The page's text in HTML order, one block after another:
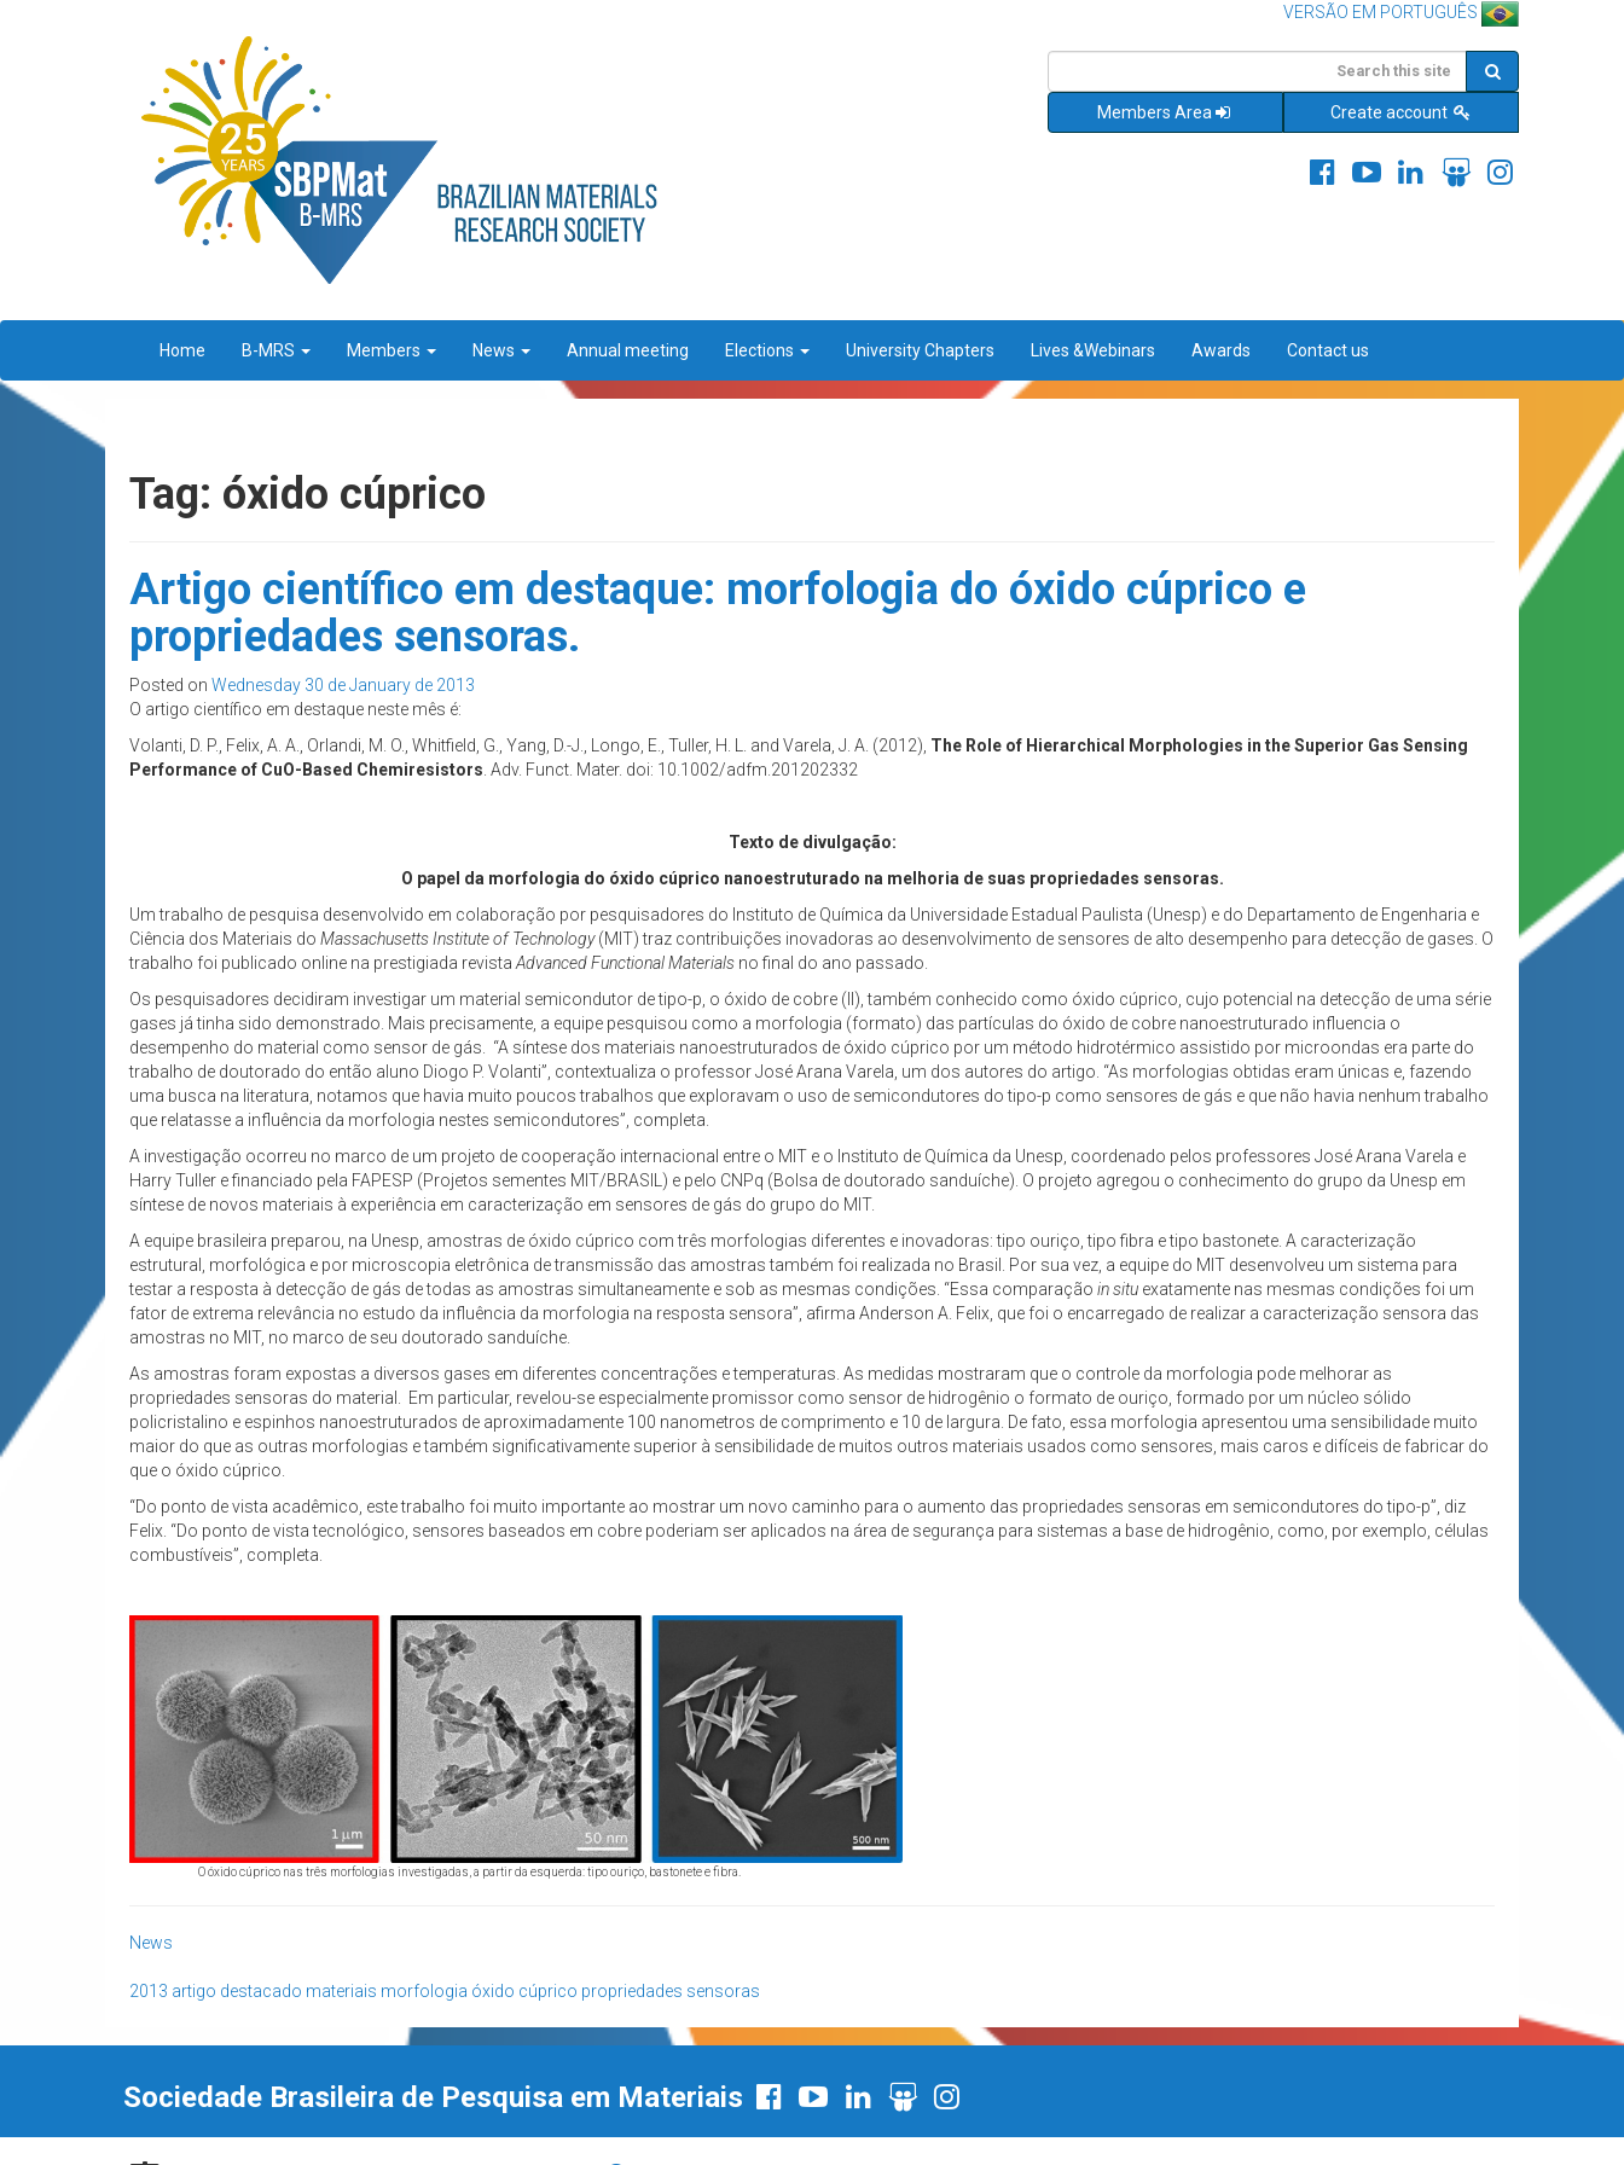
VERSÃO EM PORTUGUÊS
Members Area Create account
Home B-MRS Members News Annual meeting Elections University Chapters Lives &Webinars Awards Contact us
Tag: óxido cúprico
Artigo científico em destaque: morfologia do óxido cúprico e
propriedades sensoras.
Posted on Wednesday 30 de January de 2013
O artigo científico em destaque neste mês é:
Volanti, D. P., Felix, A. A., Orlandi, M. O., Whitfield, G., Yang, D.-J., Longo, E., Tuller, H. L. and Varela, J. A. (2012), The Role of Hierarchical Morphologies in the Superior Gas Sensing
Performance of CuO-Based Chemiresistors . Adv. Funct. Mater. doi: 10.1002/adfm.201202332
Texto de divulgação:
O papel da morfologia do óxido cúprico nanoestruturado na melhoria de suas propriedades sensoras.
Um trabalho de pesquisa desenvolvido em colaboração por pesquisadores do Instituto de Química da Universidade Estadual Paulista (Unesp) e do Departamento de Engenharia e
Ciência dos Materiais do Massachusetts Institute of Technology(MIT) traz contribuições inovadoras ao desenvolvimento de sensores de alto desempenho para detecção de gases. O
trabalho foi publicado online na prestigiada revista Advanced Functional Materials no final do ano passado.
Os pesquisadores decidiram investigar um material semicondutor de tipo-p, o óxido de cobre (II), também conhecido como óxido cúprico, cujo potencial na detecção de uma série
gases já tinha sido demonstrado. Mais precisamente, a equipe pesquisou como a morfologia (formato) das partículas do óxido de cobre nanoestruturado influencia o
desempenho do material como sensor de gás. “A síntese dos materiais nanoestruturados de óxido cúprico por um método hidrotérmico assistido por microondas era parte do
trabalho de doutorado do então aluno Diogo P. Volanti”, contextualiza o professor José Arana Varela, um dos autores do artigo. “As morfologias obtidas eram únicas e, fazendo
uma busca na literatura, notamos que havia muito poucos trabalhos que exploravam o uso de semicondutores do tipo-p como sensores de gás e que não havia nenhum trabalho
que relatasse a influência da morfologia nestes semicondutores”, completa.
A investigação ocorreu no marco de um projeto de cooperação internacional entre o MIT e o Instituto de Química da Unesp, coordenado pelos professores José Arana Varela e
Harry Tuller e financiado pela FAPESP (Projetos sementes MIT/BRASIL) e pelo CNPq (Bolsa de doutorado sanduíche). O projeto agregou o conhecimento do grupo da Unesp em
síntese de novos materiais à experiência em caracterização em sensores de gás do grupo do MIT.
A equipe brasileira preparou, na Unesp, amostras de óxido cúprico com três morfologias diferentes e inovadoras: tipo ouriço, tipo fibra e tipo bastonete. A caracterização
estrutural, morfológica e por microscopia eletrônica de transmissão das amostras também foi realizada no Brasil. Por sua vez, a equipe do MIT desenvolveu um sistema para
testar a resposta à detecção de gás de todas as amostras simultaneamente e sob as mesmas condições. “Essa comparação in situ exatamente nas mesmas condições foi um
fator de extrema relevância no estudo da influência da morfologia na resposta sensora”, afirma Anderson A. Felix, que foi o encarregado de realizar a caracterização sensora das
amostras no MIT, no marco de seu doutorado sanduíche.
As amostras foram expostas a diversos gases em diferentes concentrações e temperaturas. As medidas mostraram que o controle da morfologia pode melhorar as
propriedades sensoras do material. Em particular, revelou-se especialmente promissor como sensor de hidrogênio o formato de ouriço, formado por um núcleo sólido
policristalino e espinhos nanoestruturados de aproximadamente 100 nanometros de comprimento e 10 de largura. De fato, essa morfologia apresentou uma sensibilidade muito
maior do que as outras morfologias e também significativamente superior à sensibilidade de muitos outros materiais usados como sensores, mais caros e difíceis de fabricar do
que o óxido cúprico.
“Do ponto de vista acadêmico, este trabalho foi muito importante ao mostrar um novo caminho para o aumento das propriedades sensoras em semicondutores do tipo-p”, diz
Felix. “Do ponto de vista tecnológico, sensores baseados em cobre poderiam ser aplicados na área de segurança para sistemas a base de hidrogênio, como, por exemplo, células
combustíveis”, completa.
O óxido cúprico nas três morfologias investigadas, a partir da esquerda: tipo ouriço, bastonete e fibra.
News
2013 artigo destacado materiais morfologia óxido cúprico propriedades sensoras
Sociedade Brasileira de Pesquisa em Materiais